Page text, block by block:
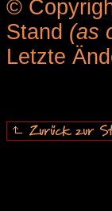
©
Stand (as
Letzte